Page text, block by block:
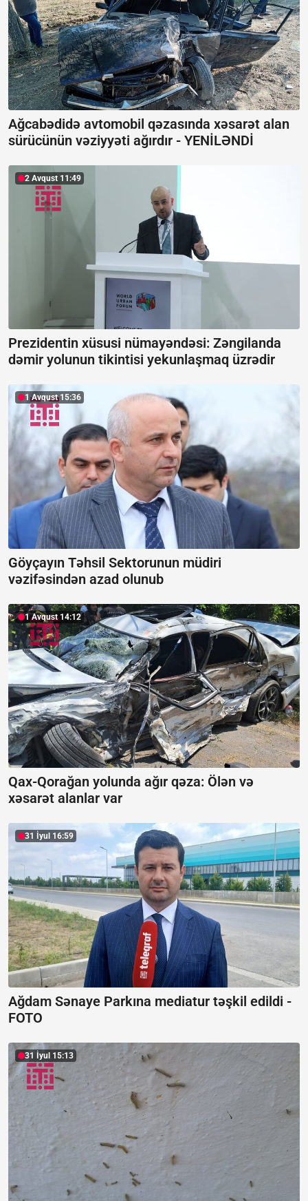
Ağcabədidə avtomobil qəzasında xəsarət alan
sürücünün vəziyyəti ağırdır - YENİLƏNDİ
2 Avqust 11:49
Prezidentin xüsusi nümayəndəsi: Zəngilanda
dəmir yolunun tikintisi yekunlaşmaq üzrədir
1 Avqust 15:36
Göyçayın Təhsil Sektorunun müdiri
vəzifəsindən azad olunub
1 Avqust 14:12
Qax-Qorağan yolunda ağır qəza: Ölən və
xəsarət alanlar var
31 İyul 16:59
Ağdam Sənaye Parkına mediatur təşkil edildi -
FOTO
31 İyul 15:13